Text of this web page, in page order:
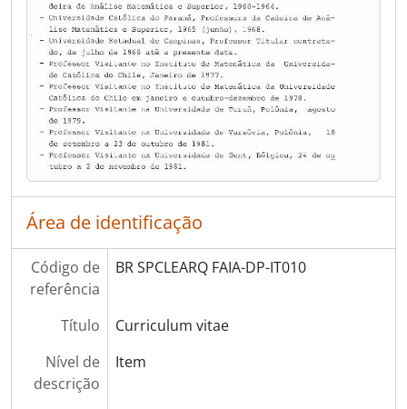
Área de identificação
Código de
referência
BR SPCLEARQ FAIA-DP-IT010
Título
Curriculum vitae
Nível de
descrição
Item